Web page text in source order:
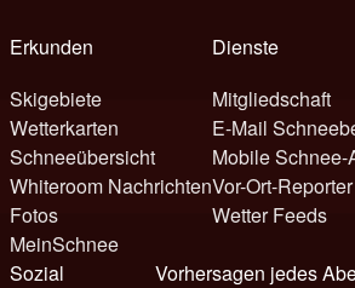
Erkunden
Skigebiete
Wetterkarten
Schneeübersicht
Whiteroom Nachrichten
Fotos
MeinSchnee
Dienste
Mitgliedschaft
E-Mail
Mobile Schnee-
Vor-Ort-Reporter
Wetter Feeds
Sozial
Vorhersagen jedes